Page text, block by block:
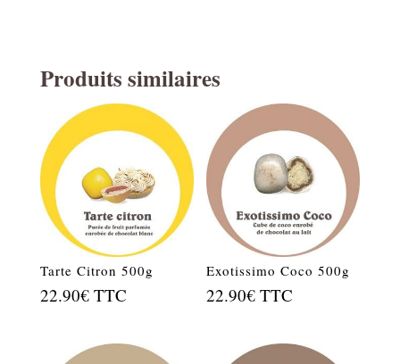
Produits similaires
Tarte Citron 500g
22.90€ TTC
Exotissimo Coco 500g
22.90€ TTC